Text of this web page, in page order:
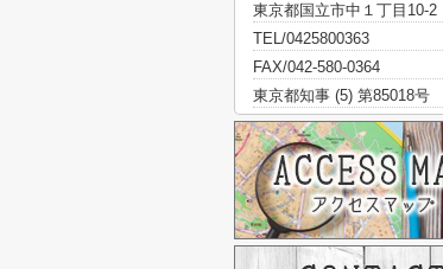
東京都国立市中１丁目10-2
TEL/0425800363
FAX/042-580-0364
東京都知事 (5) 第85018号